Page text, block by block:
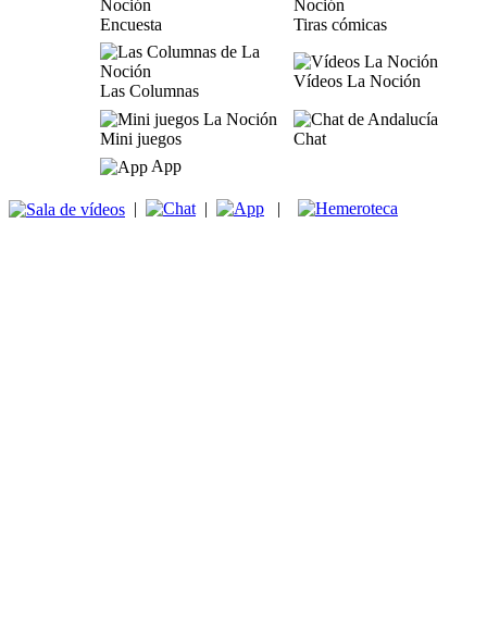
Encuesta Tiras cómicas
Las Columnas
Vídeos La Noción
Mini juegos
Chat
App
| | |